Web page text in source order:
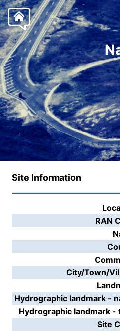
Site Information
RAN
City/Town/
Hydrographic landmark -
Hydrographic landmark -
Site